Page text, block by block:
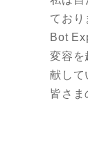
ており
Bot
変容を
献して
皆さま